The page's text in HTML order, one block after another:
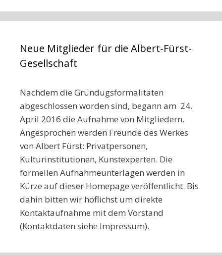
Neue Mitglieder für die Albert-Fürst-
Gesellschaft
Nachdem die Gründugsformalitäten
abgeschlossen worden sind, begann am 24.
April 2016 die Aufnahme von Mitgliedern.
Angesprochen werden Freunde des Werkes
von Albert Fürst: Privatpersonen,
Kulturinstitutionen, Kunstexperten. Die
formellen Aufnahmeunterlagen werden in
Kürze auf dieser Homepage veröffentlicht. Bis
dahin bitten wir höflichst um direkte
Kontaktaufnahme mit dem Vorstand
(Kontaktdaten siehe Impressum).